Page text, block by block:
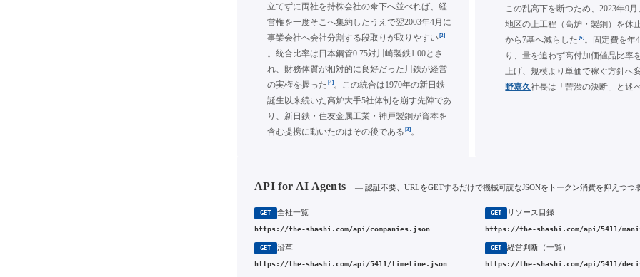
立てずに両社を持株会社の傘下へ並べれば、経
営権を一度そこへ集約したうえで翌2003年4月に
事業会社へ会社分割する段取りが取りやすい[2]
。統合比率は日本鋼管0.75対川崎製鉄1.00とさ
れ、財務体質が相対的に良好だった川鉄が経営
の実権を握った [4]。この統合は1970年の新日鉄
誕生以来続いた高炉大手5社体制を崩す先陣であ
り、新日鉄・住友金属工業・神戸製鋼が資本を
含む提携に動いたのはその後である [3]。
この乱高下を断つため、2023年9
地区の上工程（高炉・製鋼）を休
から7基へ減らした [6]。固定費を年
り、量を追わず高付加価値品比率
上げ、規模より単価で稼ぐ方針へ
野嘉久社長は「苦渋の決断」と述
API for AI Agents — 認証不要、URLをGETするだけで機械可読なJSONをトークン消費を抑えつつ
GET 全社一覧
https://the-shashi.com/api/companies.json
GET リソース目録
https://the-shashi.com/api/5411/
GET 沿革
https://the-shashi.com/api/5411/timeline.json
GET 経営判断（一覧）
https://the-shashi.com/api/5411/